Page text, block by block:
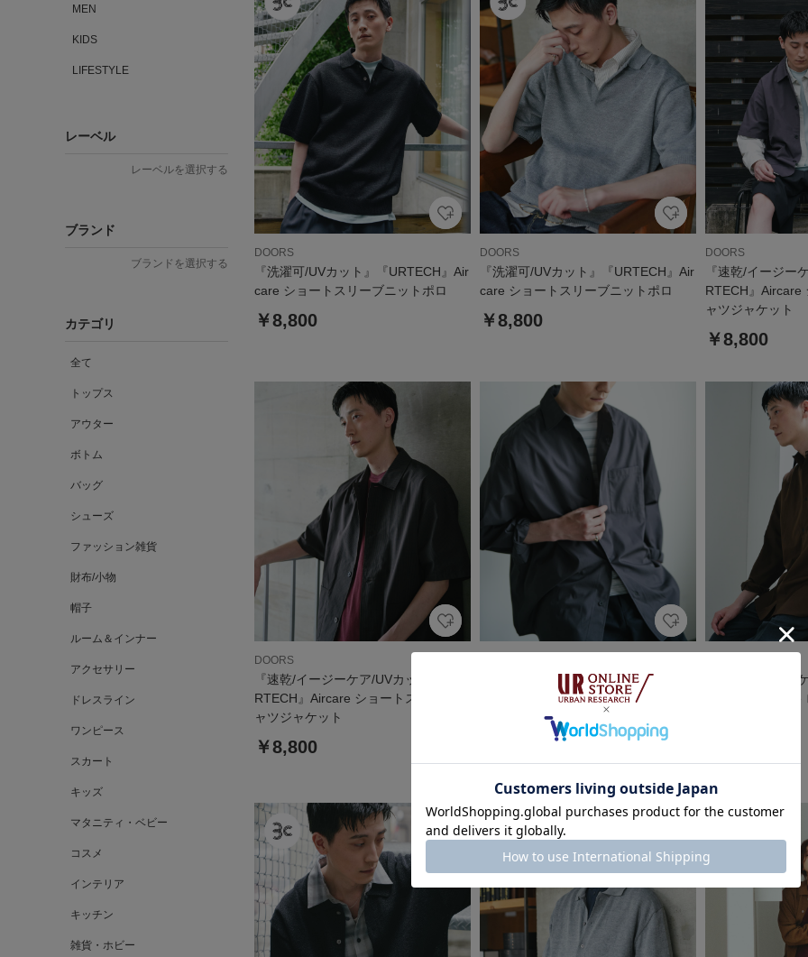
MEN
KIDS
LIFESTYLE
レーベル
レーベルを選択する
ブランド
ブランドを選択する
カテゴリ
全て
トップス
アウター
ボトム
バッグ
シューズ
ファッション雑貨
財布/小物
帽子
ルーム＆インナー
アクセサリー
ドレスライン
ワンピース
スカート
キッズ
マタニティ・ベビー
コスメ
インテリア
キッチン
雑貨・ホビー
DOORS
『洗濯可/UVカット』『URTECH』Air
care ショートスリーブニットポロ
￥8,800
DOORS
『洗濯可/UVカット』『URTECH』Air
care ショートスリーブニットポロ
￥8,800
DOORS
『速乾/イージー
RTECH』Aircare
ャツジャケット
￥8,800
DOORS
『速乾/イージーケア/UVカット』『U
RTECH』Aircare ショートスリーブシ
ャツジャケット
￥8,800
『速乾/イージーケア/UVカット』『U
RTECH』Aircare ロングスリーブシャ
『速乾/イージー
RTECH』